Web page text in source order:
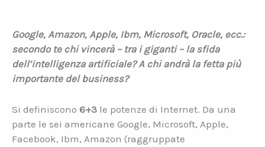
Google, Amazon, Apple, Ibm, Microsoft, Oracle, ecc.:
secondo te chi vincerà – tra i giganti – la sfida
dell’intelligenza artificiale? A chi andrà la fetta più
importante del business?
Si definiscono 6+3 le potenze di Internet. Da una
parte le sei americane Google, Microsoft, Apple,
Facebook, Ibm, Amazon (raggruppate